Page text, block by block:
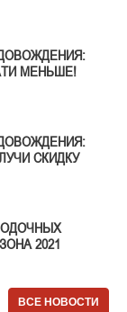
МЕНЬШЕ!
СКИДКУ
2021
ВСЕ НОВОСТИ